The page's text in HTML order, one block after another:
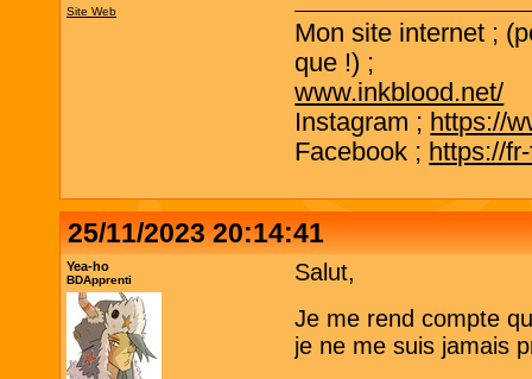
Site Web
Mon site internet ;
que !) ;
www.inkblood.net/
Instagram ; https://
Facebook ; https://
25/11/2023 20:14:41
Yea-ho
BDApprenti
Salut,
Je me rend compte
je ne me suis jamais